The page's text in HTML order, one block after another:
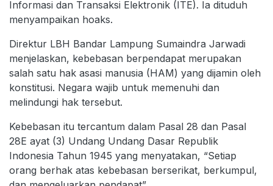
Informasi dan Transaksi Elektronik (ITE). Ia dituduh
menyampaikan hoaks.
Direktur LBH Bandar Lampung Sumaindra Jarwadi
menjelaskan, kebebasan berpendapat merupakan
salah satu hak asasi manusia (HAM) yang dijamin oleh
konstitusi. Negara wajib untuk memenuhi dan
melindungi hak tersebut.
Kebebasan itu tercantum dalam Pasal 28 dan Pasal
28E ayat (3) Undang Undang Dasar Republik
Indonesia Tahun 1945 yang menyatakan, “Setiap
orang berhak atas kebebasan berserikat, berkumpul,